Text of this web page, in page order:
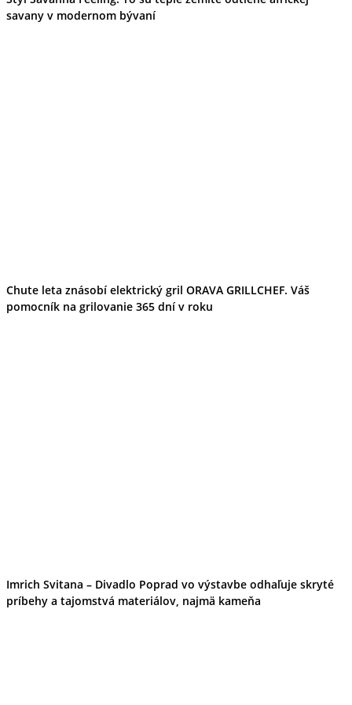
Tipy
Výlet
savany v modernom bývaní
Chute leta znásobí elektrický gril ORAVA GRILLCHEF. Váš
pomocník na grilovanie 365 dní v roku
Imrich Svitana – Divadlo Poprad vo výstavbe odhaľuje skryté
príbehy a tajomstvá materiálov, najmä kameňa